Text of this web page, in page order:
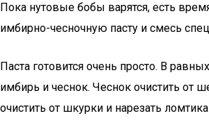
Пока нутовые бобы варятся, есть
имбирно-чесночную пасту и смесь
Паста готовится очень просто. В
имбирь и чеснок. Чеснок очистить от
очистить от шкурки и нарезать